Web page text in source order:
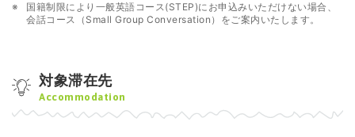
国籍制限により一般英語コース(STEP)にお申込みいただけない場合、
会話コース（Small Group Conversation）をご案内いたします。
対象滞在先
Accommodation